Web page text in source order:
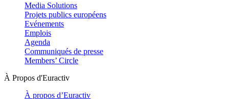
Media Solutions
Projets publics européens
Evénements
Emplois
Agenda
Communiqués de presse
Members’ Circle
À Propos d'Euractiv
À propos d’Euractiv